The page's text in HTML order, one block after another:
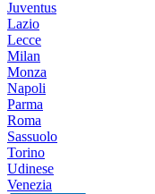
Juventus
Lazio
Lecce
Milan
Monza
Napoli
Parma
Roma
Sassuolo
Torino
Udinese
Venezia